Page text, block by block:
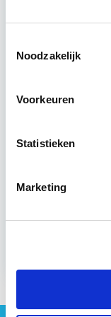
Noodzakelijk
Voorkeuren
Statistieken
Marketing